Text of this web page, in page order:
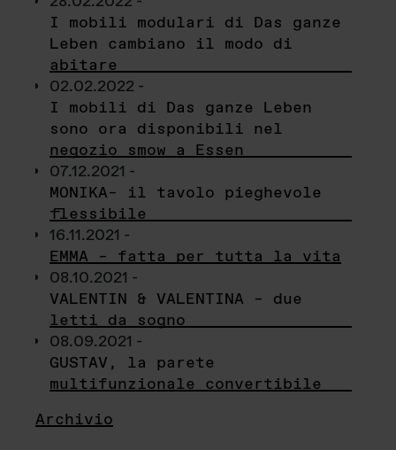
I mobili modulari di Das ganze
Leben cambiano il modo di
abitare
02.02.2022 -
I mobili di Das ganze Leben
sono ora disponibili nel
negozio smow a Essen
07.12.2021 -
MONIKA– il tavolo pieghevole
flessibile
16.11.2021 -
EMMA – fatta per tutta la vita
08.10.2021 -
VALENTIN & VALENTINA – due
letti da sogno
08.09.2021 -
GUSTAV, la parete
multifunzionale convertibile
Archivio